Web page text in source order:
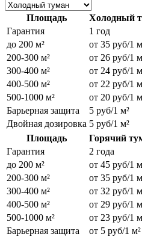
Площадь
Холодный
Гарантия
1 год
до 200 м²
от 35 руб/1
200-300 м²
от 26 руб/1
300-400 м²
от 24 руб/1
400-500 м²
от 22 руб/1
500-1000 м²
от 20 руб/1
Барьерная защита
5 руб/1 м²
Двойная дозировка 5 руб/1 м²
Площадь
Горячий
Гарантия
2 года
до 200 м²
от 45 руб/1
200-300 м²
от 35 руб/1
300-400 м²
от 32 руб/1
400-500 м²
от 29 руб/1
500-1000 м²
от 23 руб/1
Барьерная защита
от 5 руб/1 м²